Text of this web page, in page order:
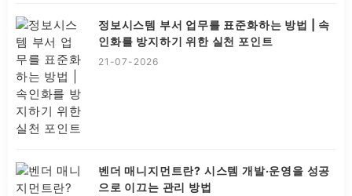
정보시스템 부서 업무를 표준화하는 방법 | 속
인화를 방지하기 위한 실천 포인트
21-07-2026
벤더 매니지먼트란? 시스템 개발·운영을 성공
으로 이끄는 관리 방법